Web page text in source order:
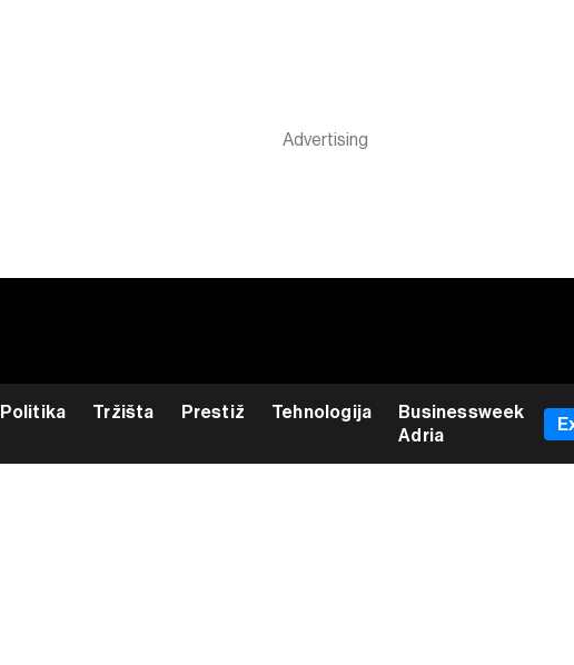
Politika Tržišta Prestiž Tehnologija
Businessweek
Adria